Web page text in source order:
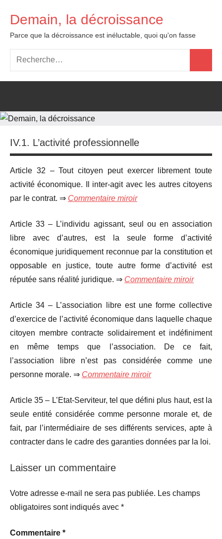
contenu
Demain, la décroissance
Parce que la décroissance est inéluctable, quoi qu'on fasse
Recherche
pour
:
IV.1. L’activité professionnelle
Article 32 – Tout citoyen peut exercer librement toute
activité économique. Il inter-agit avec les autres citoyens
par le contrat. ⇒ Commentaire miroir
Article 33 – L’individu agissant, seul ou en association
libre avec d’autres, est la seule forme d’activité
économique juridiquement reconnue par la constitution et
opposable en justice, toute autre forme d’activité est
réputée sans réalité juridique. ⇒ Commentaire miroir
Article 34 – L’association libre est une forme collective
d’exercice de l’activité économique dans laquelle chaque
citoyen membre contracte solidairement et indéfiniment
en même temps que l’association. De ce fait,
l’association libre n’est pas considérée comme une
personne morale. ⇒ Commentaire miroir
Article 35 – L’Etat-Serviteur, tel que défini plus haut, est la
seule entité considérée comme personne morale et, de
fait, par l’intermédiaire de ses différents services, apte à
contracter dans le cadre des garanties données par la loi.
Laisser un commentaire
Votre adresse e-mail ne sera pas publiée. Les champs
obligatoires sont indiqués avec *
Commentaire *